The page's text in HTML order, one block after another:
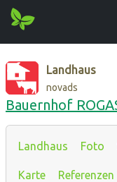
Landhaus
novads
Bauernhof
Landhaus Foto
Karte Referenzen